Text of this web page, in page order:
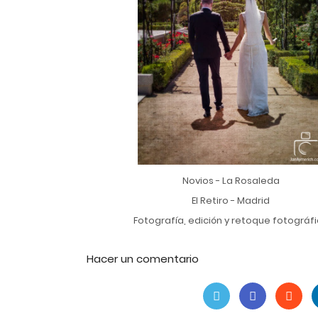
Novios - La Rosaleda
El Retiro - Madrid
Fotografía, edición y retoque
Hacer un comentario